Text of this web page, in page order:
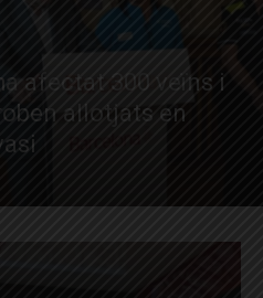
afectat 300 veïns i
allotjats en